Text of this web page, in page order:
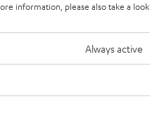
information, please also take a look
Always active